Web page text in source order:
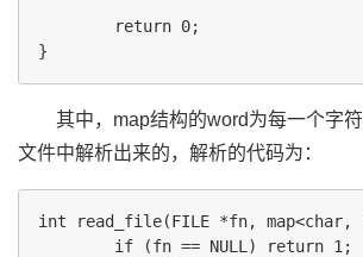
        return 0;
其中，map结构的word为每一个字
文件中解析出来的，解析的代码为：
int read_file(FILE *fn, map<char,
        if (fn == NULL) return 1;